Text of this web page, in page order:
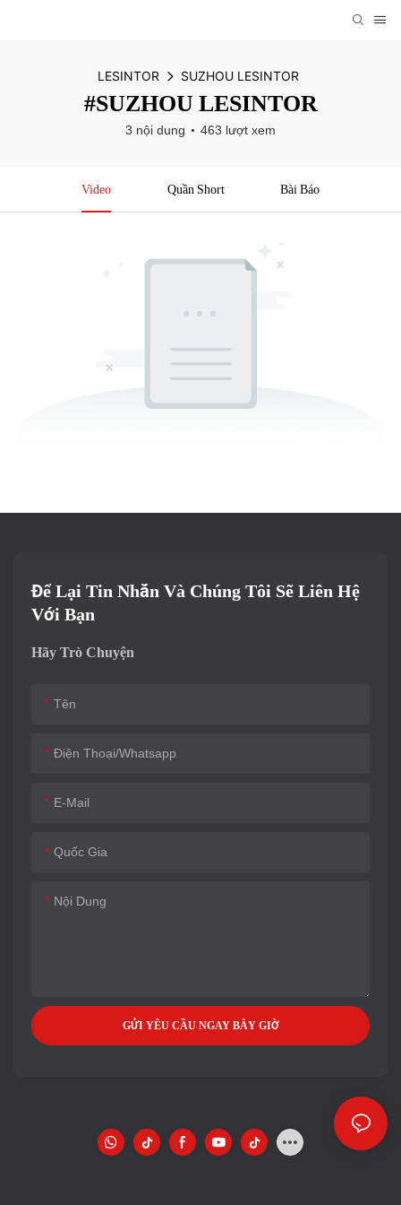
LESINTOR SUZHOU LESINTOR
#SUZHOU LESINTOR
3 nội dung 463 lượt xem
Video Quần Short Bài Báo
Để Lại Tin Nhắn Và Chúng Tôi Sẽ Liên Hệ
Với Bạn
Hãy Trò Chuyện
Tên
Điện Thoại/whatsapp
E-Mail
Quốc Gia
Nội Dung
GỬI YÊU CẦU NGAY BÂY GIỜ